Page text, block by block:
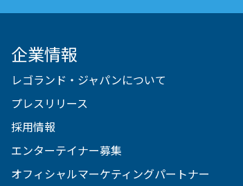
企業情報
レゴランド・ジャパンについて
プレスリリース
採用情報
エンターテイナー募集
オフィシャルマーケティングパートナー